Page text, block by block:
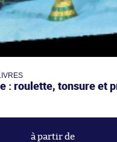
: roulette, tonsure et
à partir de